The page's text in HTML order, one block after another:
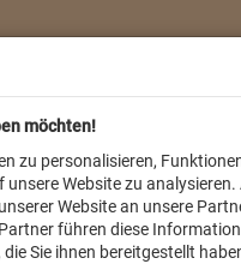
möchten!
zu personalisieren,
Website zu analysieren.
Website an unsere
führen diese
Sie ihnen bereitgestellt